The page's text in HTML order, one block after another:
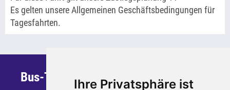
Ihre Privatsphäre ist
Es gelten unsere Allgemeinen Geschäftsbedingungen für
Tagesfahrten.
Bus-Team Sauerland GmbH & Co. KG